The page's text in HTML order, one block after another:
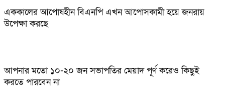
এককালের আপোষহীন বিএনপি এখন আপোসকামী হয়ে জনরায়
উপেক্ষা করছে
আপনার মতো ১০-২০ জন সভাপতির মেয়াদ পূর্ণ করেও কিছুই
করতে পারবেন না